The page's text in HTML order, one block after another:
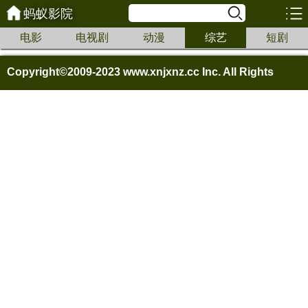
蚂蚁影院
电影 电视剧 动漫 综艺 短剧
Copyright©2009-2023 www.xnjxnz.cc Inc. All Rights